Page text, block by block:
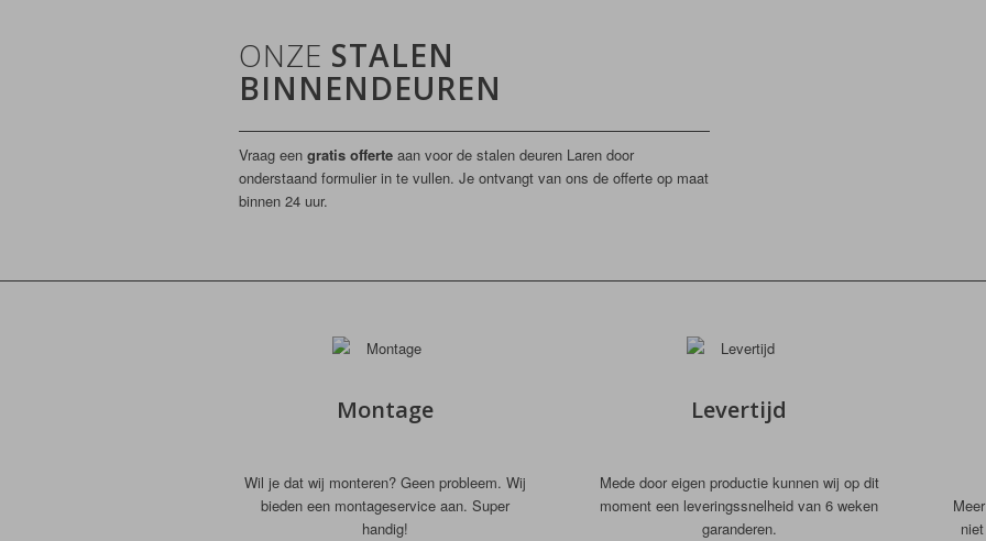
ONZE STALEN
BINNENDEUREN
Vraag een gratis offerte aan voor de stalen deuren Laren door
onderstaand formulier in te vullen. Je ontvangt van ons de offerte op maat
binnen 24 uur.
Montage
Wil je dat wij monteren? Geen probleem. Wij
bieden een montageservice aan. Super
handig!
Levertijd
Mede door eigen productie kunnen wij op dit
moment een leveringssnelheid van 6 weken
garanderen.